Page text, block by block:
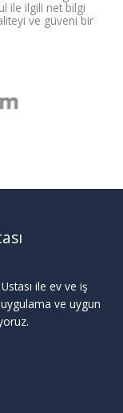
ile ilgili net bilgi
ve güveni bir
ile ev ve iş
ve uygun